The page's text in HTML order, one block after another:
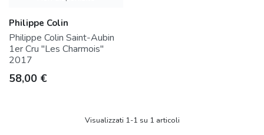
Philippe Colin
Philippe Colin Saint-Aubin
1er Cru "Les Charmois"
2017
Prezzo
58,00 €
Visualizzati 1-1 su 1 articoli